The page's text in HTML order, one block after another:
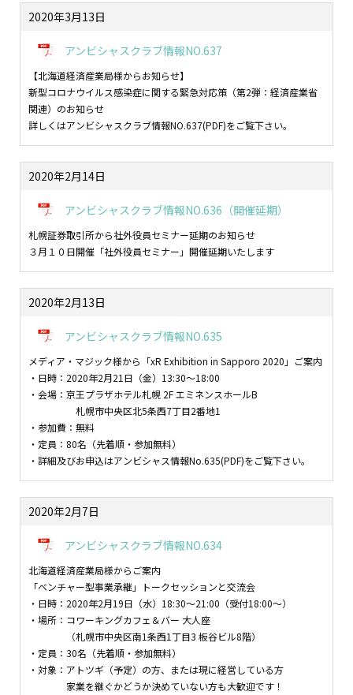
2020年3月13日
アンビシャスクラブ情報NO.637
【北海道経済産業局様からお知らせ】
新型コロナウイルス感染症に関する緊急対応策（第2弾：経済産業省
関連）のお知らせ
詳しくはアンビシャスクラブ情報NO.637(PDF)をご覧下さい。
2020年2月14日
アンビシャスクラブ情報NO.636（開催延期）
札幌証券取引所から社外役員セミナー延期のお知らせ
３月１０日開催「社外役員セミナー」開催延期いたします
2020年2月13日
アンビシャスクラブ情報NO.635
メディア・マジック様から「xR Exhibition in Sapporo 2020」ご案内
・日時：2020年2月21日（金）13:30～18:00
・会場：京王プラザホテル札幌 2F エミネンスホールB
札幌市中央区北5条西7丁目2番地1
・参加費：無料
・定員：80名（先着順・参加無料）
・詳細及びお申込はアンビシャス情報No.635(PDF)をご覧下さい。
2020年2月7日
アンビシャスクラブ情報NO.634
北海道経済産業局様からご案内
「ベンチャー型事業承継」トークセッションと交流会
・日時：2020年2月19日（水）18:30～21:00（受付18:00～）
・場所：コワーキングカフェ＆バー 大人座
（札幌市中央区南1条西1丁目3 板谷ビル8階）
・定員：30名（先着順・参加無料）
・対象：アトツギ（予定）の方、または現に経営している方
家業を継ぐかどうか決めていない方も大歓迎です！